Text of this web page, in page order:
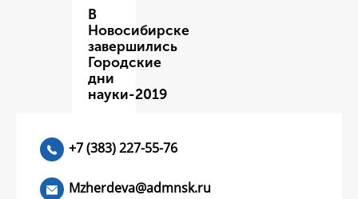
В
Новосибирске
завершились
Городские
дни
науки-2019
+7 (383) 227-55-76
Mzherdeva@admnsk.ru